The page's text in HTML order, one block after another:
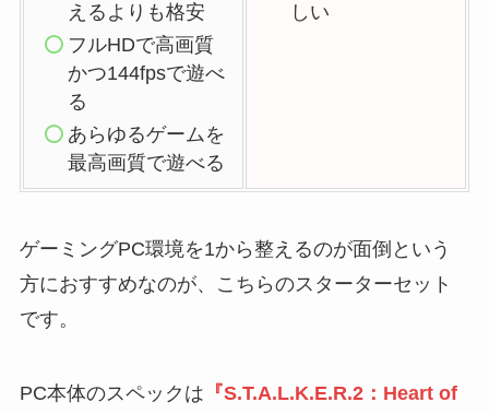
えるよりも格安
フルHDで高画質
かつ144fpsで遊べ
る
あらゆるゲームを
最高画質で遊べる
しい
ゲーミングPC環境を1から整えるのが面倒という
方におすすめなのが、こちらのスターターセット
です。
PC本体のスペックは 『S.T.A.L.K.E.R.2：Heart of